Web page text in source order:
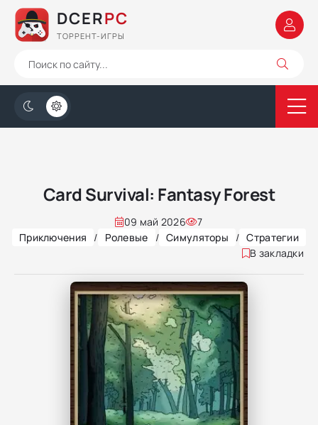
DCERPC
ТОРРЕНТ-ИГРЫ
Card Survival: Fantasy Forest
09 май 2026
7
Приключения
/ Ролевые / Симуляторы / Стратегии
В закладки